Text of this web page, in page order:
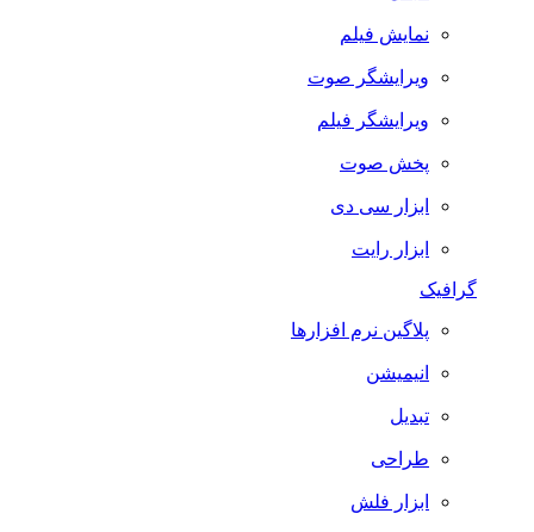
نمایش فیلم
ویرایشگر صوت
ویرایشگر فیلم
پخش صوت
ابزار سی دی
ابزار رایت
گرافیک
پلاگین نرم افزارها
انیمیشن
تبدیل
طراحی
ابزار فلش